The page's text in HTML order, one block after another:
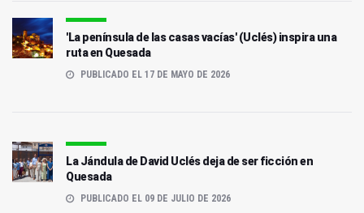
'La península de las casas vacías' (Uclés) inspira una
ruta en Quesada
PUBLICADO EL 17 DE MAYO DE 2026
La Jándula de David Uclés deja de ser ficción en
Quesada
PUBLICADO EL 09 DE JULIO DE 2026